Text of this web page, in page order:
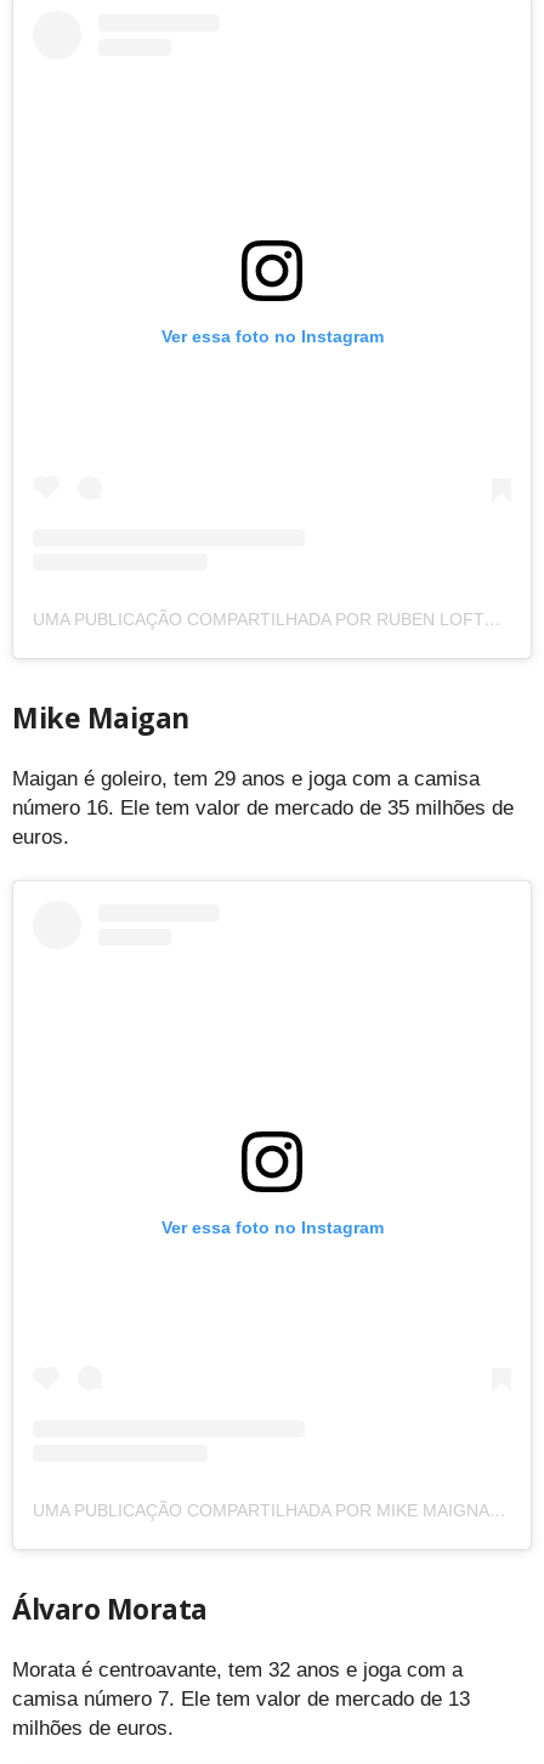
Ver essa foto no Instagram
UMA PUBLICAÇÃO COMPARTILHADA POR RUBEN LOFTUS-CHEEK (@RLC)
Mike Maigan
Maigan é goleiro, tem 29 anos e joga com a camisa
número 16. Ele tem valor de mercado de 35 milhões de
euros.
Ver essa foto no Instagram
UMA PUBLICAÇÃO COMPARTILHADA POR MIKE MAIGNAN (@MAGICMIKEMAIGNAN)
Álvaro Morata
Morata é centroavante, tem 32 anos e joga com a
camisa número 7. Ele tem valor de mercado de 13
milhões de euros.